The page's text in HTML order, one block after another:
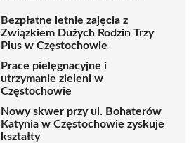
Bezpłatne letnie zajęcia z
Związkiem Dużych Rodzin Trzy
Plus w Częstochowie
Prace pielęgnacyjne i
utrzymanie zieleni w
Częstochowie
Nowy skwer przy ul. Bohaterów
Katynia w Częstochowie zyskuje
kształty